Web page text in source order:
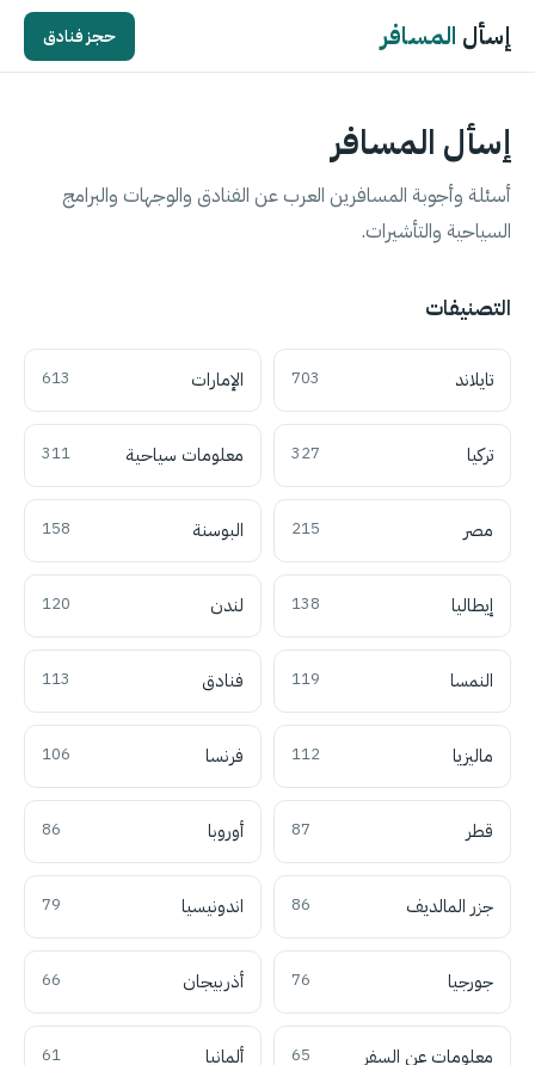
إسأل المسافر حجز فنادق
إسأل المسافر
أسئلة وأجوبة المسافرين العرب عن الفنادق والوجهات والبرامج
السياحية والتأشيرات.
التصنيفات
تايلاند 703 الإمارات 613
تركيا 327 معلومات سياحية 311
مصر 215 البوسنة 158
إيطاليا 138 لندن 120
النمسا 119 فنادق 113
ماليزيا 112 فرنسا 106
قطر 87 أوروبا 86
جزر المالديف 86 اندونيسيا 79
جورجيا 76 أذربيجان 66
معلومات عن السفر 65 ألمانيا 61